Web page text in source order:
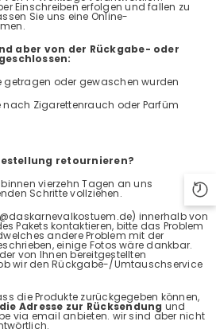
Einschreiben erfolgen und fallen zu
Sie uns eine Online-
aber von der Rückgabe- oder
getragen oder gewaschen wurden
nach Zigarettenrauch oder Parfüm
retournieren?
vierzehn Tagen an uns
Schritte vollziehen.
innerhalb von
Pakets kontaktieren, bitte das Problem
andere Problem mit der
einige Fotos wäre dankbar.
von Ihnen bereitgestellten
wir den Rückgabe-/Umtauschservice
die Produkte zurückgegeben können,
die Adresse zur Rücksendung und
via email anbieten. wir sind aber nicht